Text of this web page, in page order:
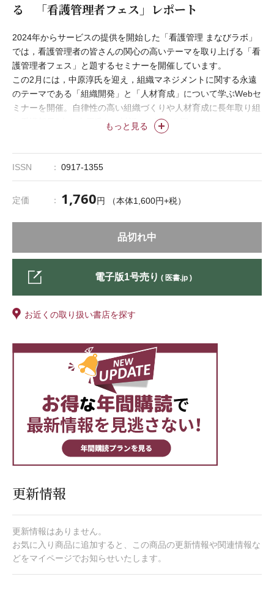
る 「看護管理者フェス」レポート
もっと見る
2024年からサービスの提供を開始した「看護管理 まなびラボ」
では，看護管理者の皆さんの関心の高いテーマを取り上げる「看
護管理者フェス」と題するセミナーを開催しています。
この2月には，中原淳氏を迎え，組織マネジメントに関する永遠
のテーマである「組織開発」と「人材育成」について学ぶWebセ
ミナーを開催。自律性の高い組織づくりや人材育成に長年取り組
む看護部長2名と中原氏との対話で，学びを深めました。
2023年12月には，前野隆司氏を講師として，近年話題となって
し，秋山美紀氏のファシリテートのもと，「ウェルビーイングと
本特集では，その内容を誌面で再現し，共有します。
ISSN 0917-1355
定価 1,760円 （本体1,600円+税）
品切れ中
電子版1号売り ( 医書.jp )
お近くの取り扱い書店を探す
更新情報
更新情報はありません。
お気に入り商品に追加すると、この商品の更新情報や関連情報な
どをマイページでお知らせいたします。